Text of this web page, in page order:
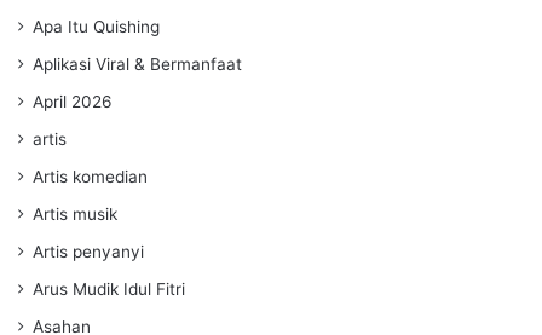
Apa Itu Quishing
Aplikasi Viral & Bermanfaat
April 2026
artis
Artis komedian
Artis musik
Artis penyanyi
Arus Mudik Idul Fitri
Asahan